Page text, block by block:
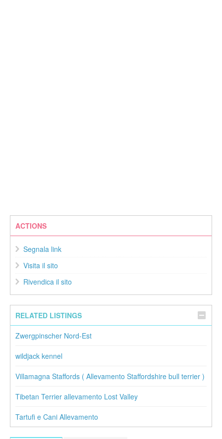
ACTIONS
Segnala link
Visita il sito
Rivendica il sito
RELATED LISTINGS
Zwergpinscher Nord-Est
wildjack kennel
Villamagna Staffords ( Allevamento Staffordshire bull terrier )
Tibetan Terrier allevamento Lost Valley
Tartufi e Cani Allevamento